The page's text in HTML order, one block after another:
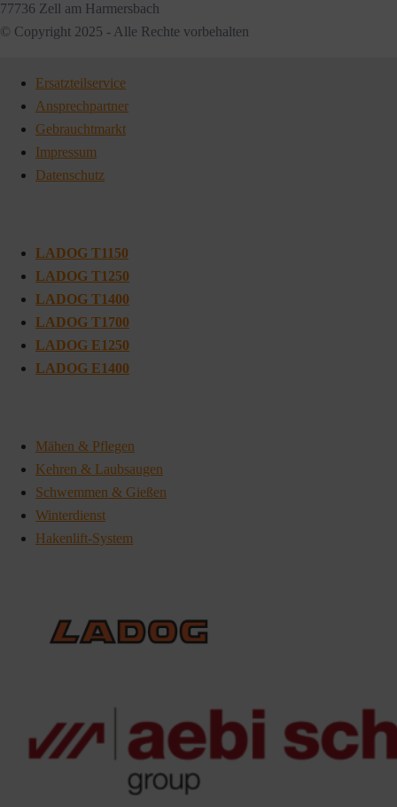
77736 Zell am Harmersbach
© Copyright 2025 - Alle Rechte vorbehalten
Ersatzteilservice
Ansprechpartner
Gebrauchtmarkt
Impressum
Datenschutz
LADOG T1150
LADOG T1250
LADOG T1400
LADOG T1700
LADOG E1250
LADOG E1400
Mähen & Pflegen
Kehren & Laubsaugen
Schwemmen & Gießen
Winterdienst
Hakenlift-System